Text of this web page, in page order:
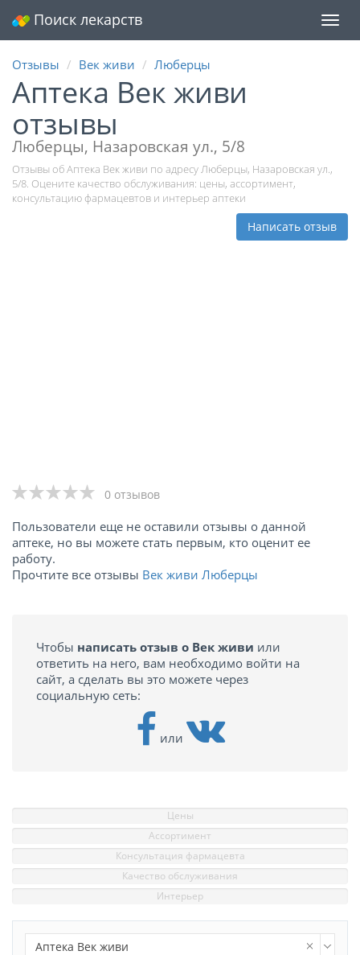
Поиск лекарств
Отзывы Век живи Люберцы
Аптека Век живи
отзывы
Люберцы, Назаровская ул., 5/8
Отзывы об Аптека Век живи по адресу Люберцы, Назаровская ул.,
5/8. Оцените качество обслуживания: цены, ассортимент,
консультацию фармацевтов и интерьер аптеки
Написать отзыв
0 отзывов
Пользователи еще не оставили отзывы о данной
аптеке, но вы можете стать первым, кто оценит ее
работу.
Прочтите все отзывы Век живи Люберцы
Чтобы написать отзыв о Век живи или
ответить на него, вам необходимо войти на
сайт, а сделать вы это можете через
социальную сеть:
или
Цены
Ассортимент
Консультация фармацевта
Качество обслуживания
Интерьер
Аптека Век живи